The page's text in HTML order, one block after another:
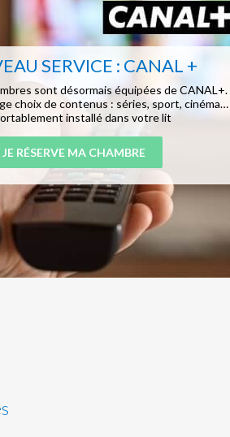
SERVICE : CANAL +
sont désormais équipées de CANAL+.
choix de contenus : séries, sport, cinéma…
installé dans votre lit
JE RÉSERVE MA CHAMBRE